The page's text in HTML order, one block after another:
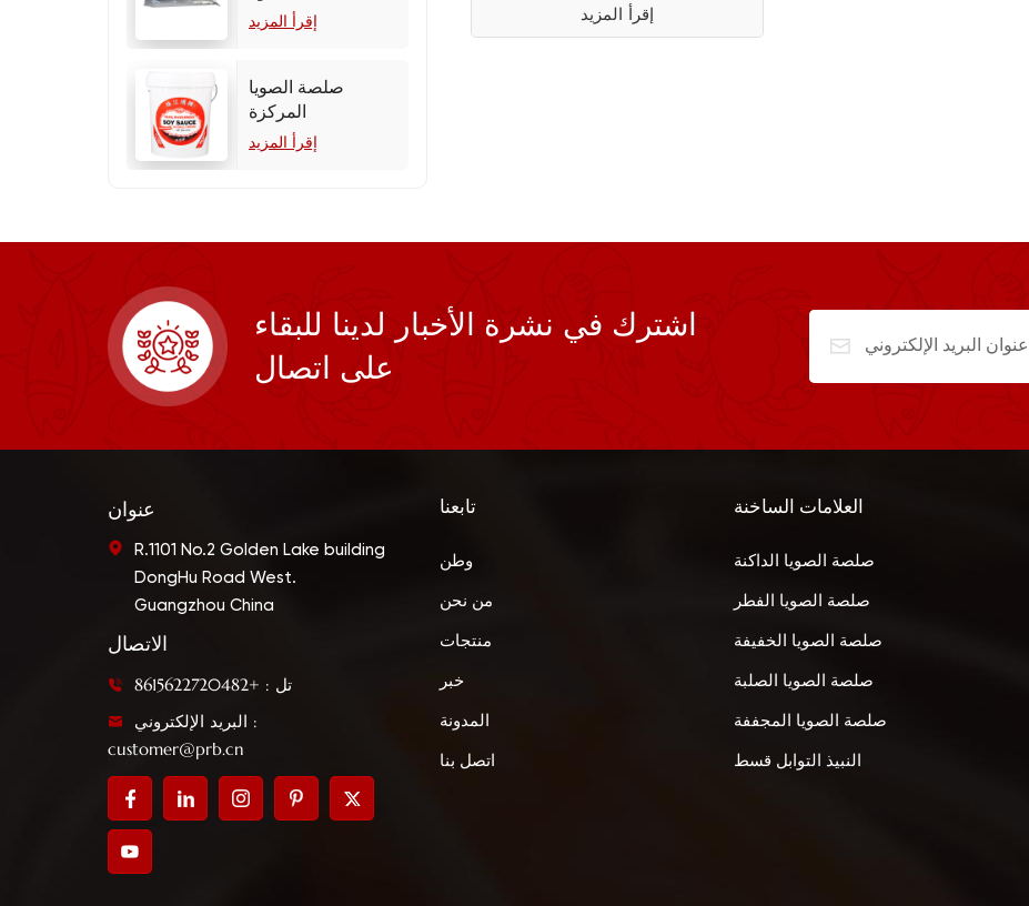
إقرأ المزيد
صلصة الصويا
المركزة
إقرأ المزيد
إقرأ المزيد
اشترك في نشرة الأخبار لدينا للبقاء
على اتصال
عنوان
R.1101 No.2 Golden Lake building
DongHu Road West.
Guangzhou China
الاتصال
تل : +8615622720482
البريد الإلكتروني :
customer@prb.cn
تابعنا
وطن
من نحن
منتجات
خبر
المدونة
اتصل بنا
العلامات الساخنة
صلصة الصويا الداكنة
صلصة الصويا الفطر
صلصة الصويا الخفيفة
صلصة الصويا الصلبة
صلصة الصويا المجففة
النبيذ التوابل قسط